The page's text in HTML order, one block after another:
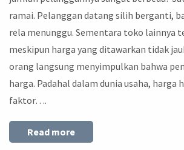
ramai. Pelanggan datang silih berganti,
rela menunggu. Sementara toko lainnya
meskipun harga yang ditawarkan tidak
orang langsung menyimpulkan bahwa
harga. Padahal dalam dunia usaha, harga
faktor….
Read more